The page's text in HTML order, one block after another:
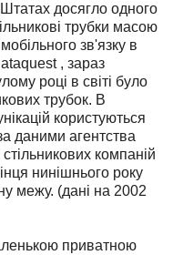
досягло одного
трубки масою
зв'язку в
, зараз
році в світі було
трубок. В
користуються
даними агентства
стільникових компаній
нинішнього року
межу. (дані на 2002
приватною